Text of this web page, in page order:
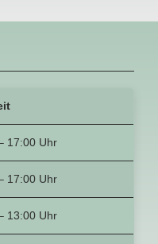
17:00 Uhr
17:00 Uhr
13:00 Uhr